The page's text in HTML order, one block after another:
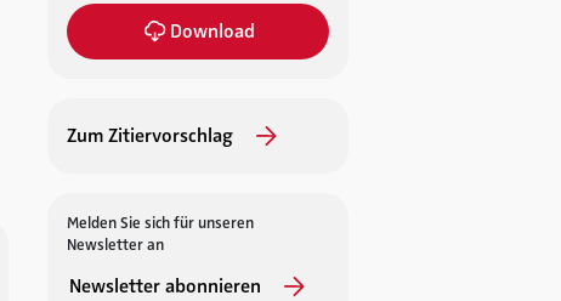
Download
Zum Zitiervorschlag
Melden Sie sich für unseren
Newsletter an
Newsletter abonnieren